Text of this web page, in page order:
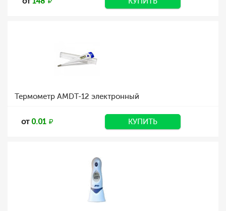
Термометр AMDT-12 электронный
от 0.01 КУПИТЬ